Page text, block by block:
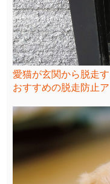
愛猫が玄関から脱走
おすすめの脱走防止